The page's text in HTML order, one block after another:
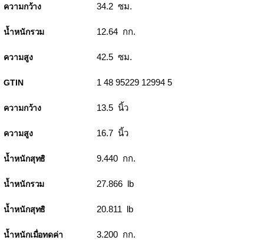
ความกว้าง 34.2 ซม.
น้ำหนักรวม 12.64 กก.
ความสูง 42.5 ซม.
GTIN 1 48 95229 12994 5
ความกว้าง 13.5 นิ้ว
ความสูง 16.7 นิ้ว
น้ำหนักสุทธิ 9.440 กก.
น้ำหนักรวม 27.866 lb
น้ำหนักสุทธิ 20.811 lb
น้ำหนักเมื่อทดค่า 3.200 กก.